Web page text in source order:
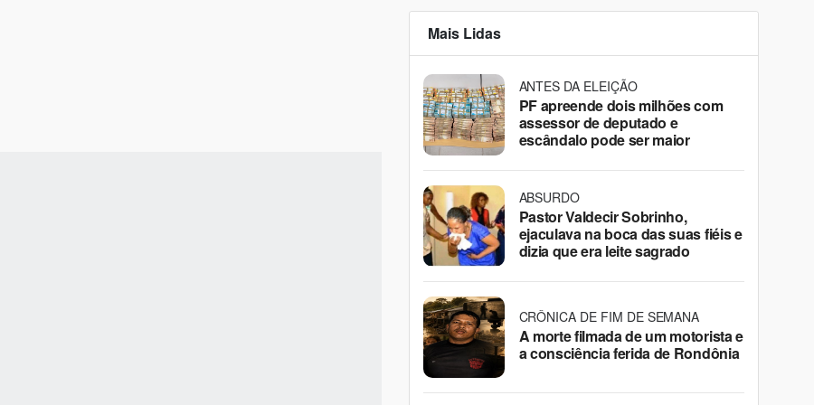
Mais Lidas
ANTES DA ELEIÇÃO
PF apreende dois milhões com
assessor de deputado e
escândalo pode ser maior
ABSURDO
Pastor Valdecir Sobrinho,
ejaculava na boca das suas fiéis e
dizia que era leite sagrado
CRÔNICA DE FIM DE SEMANA
A morte filmada de um motorista e
a consciência ferida de Rondônia